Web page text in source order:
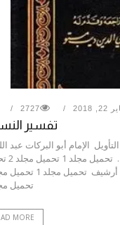
2018
2727
تفسير
الإمام أبو البركات عبد
أحمد
تحميل
MORE